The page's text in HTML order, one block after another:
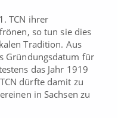
TCN ihrer
so tun sie dies
Tradition. Aus
Gründungsdatum für
das Jahr 1919
dürfte damit zu
in Sachsen zu